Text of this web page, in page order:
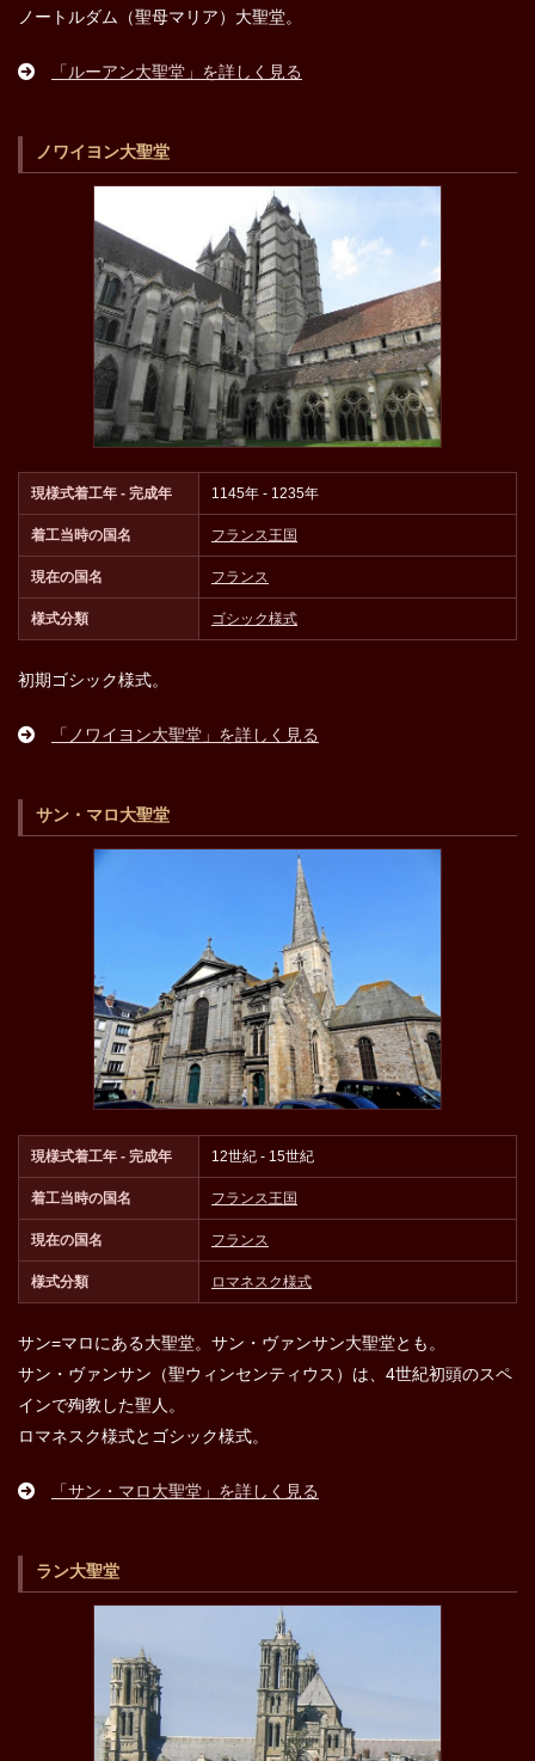
ノートルダム（聖母マリア）大聖堂。
「ルーアン大聖堂」を詳しく見る
ノワイヨン大聖堂
現様式着工年 - 完成年 1145年 - 1235年
着工当時の国名 フランス王国
現在の国名 フランス
様式分類 ゴシック様式
初期ゴシック様式。
「ノワイヨン大聖堂」を詳しく見る
サン・マロ大聖堂
現様式着工年 - 完成年 12世紀 - 15世紀
着工当時の国名 フランス王国
現在の国名 フランス
様式分類 ロマネスク様式
サン=マロにある大聖堂。サン・ヴァンサン大聖堂とも。
サン・ヴァンサン（聖ウィンセンティウス）は、4世紀初頭のスペ
インで殉教した聖人。
ロマネスク様式とゴシック様式。
「サン・マロ大聖堂」を詳しく見る
ラン大聖堂